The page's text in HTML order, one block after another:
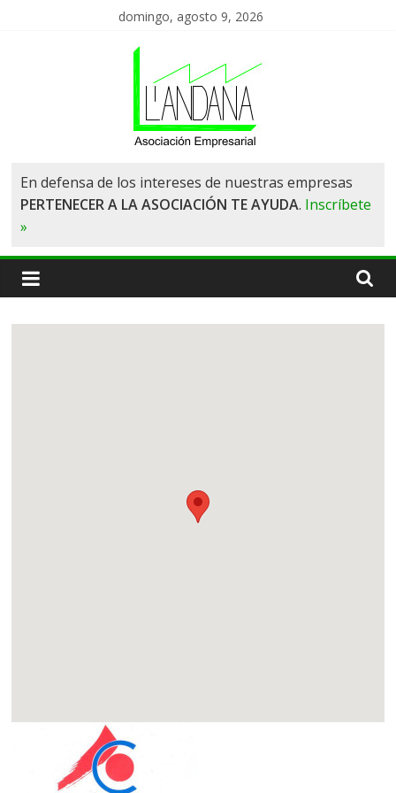
domingo, agosto 9, 2026
Asociación
de
Empresas
L'Andana
En defensa de los intereses de nuestras empresas
PERTENECER A LA ASOCIACIÓN TE AYUDA. Inscríbete
»